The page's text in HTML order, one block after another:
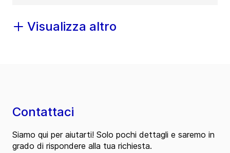
Visualizza altro
Contattaci
Siamo qui per aiutarti! Solo pochi dettagli e saremo in
grado di rispondere alla tua richiesta.